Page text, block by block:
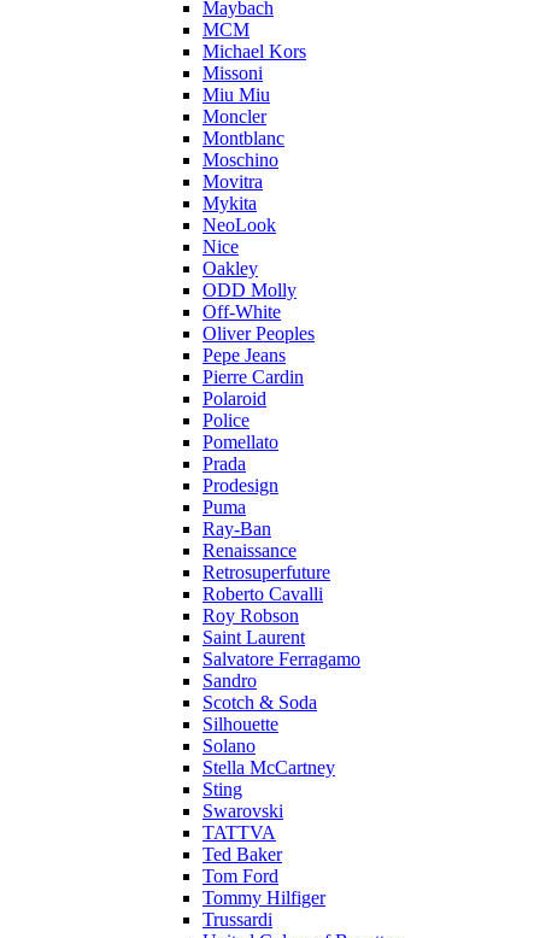
Maybach
MCM
Michael Kors
Missoni
Miu Miu
Moncler
Montblanc
Moschino
Movitra
Mykita
NeoLook
Nice
Oakley
ODD Molly
Off-White
Oliver Peoples
Pepe Jeans
Pierre Cardin
Polaroid
Police
Pomellato
Prada
Prodesign
Puma
Ray-Ban
Renaissance
Retrosuperfuture
Roberto Cavalli
Roy Robson
Saint Laurent
Salvatore Ferragamo
Sandro
Scotch & Soda
Silhouette
Solano
Stella McCartney
Sting
Swarovski
TATTVA
Ted Baker
Tom Ford
Tommy Hilfiger
Trussardi